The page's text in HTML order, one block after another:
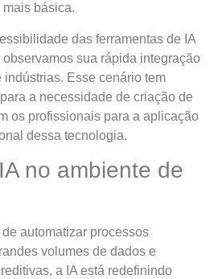
básica.
das ferramentas de IA
sua rápida integração
Esse cenário tem
a necessidade de criação de
os profissionais para a aplicação
dessa tecnologia.
no ambiente de
automatizar processos
volumes de dados e
a IA está redefinindo